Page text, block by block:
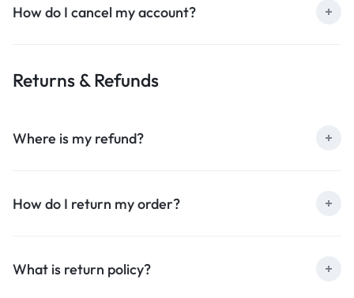
How do I cancel my account?
Returns & Refunds
Where is my refund?
How do I return my order?
What is return policy?